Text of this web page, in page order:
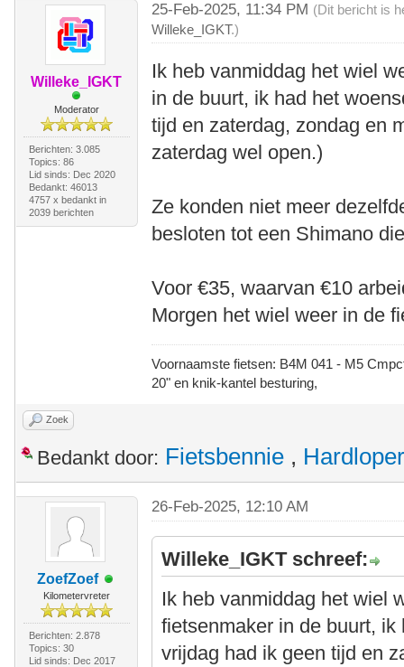
Willeke_IGKT
Moderator
Berichten: 3.085
Topics: 86
Lid sinds: Dec 2020
Bedankt: 46013
4757 x bedankt in
2039 berichten
25-Feb-2025, 11:34 PM (Dit bericht is
Willeke_IGKT.)
Ik heb vanmiddag het wiel
in de buurt, ik had het
tijd en zaterdag, zondag en
zaterdag wel open.)
Ze konden niet meer
besloten tot een Shimano
Voor €35, waarvan €10
Morgen het wiel weer in de
Voornaamste fietsen: B4M 041 - M5
20" en knik-kantel besturing,
Zoek
Bedankt door: Fietsbennie , Hardloper
ZoefZoef
Kilometervreter
Berichten: 2.878
Topics: 30
Lid sinds: Dec 2017
26-Feb-2025, 12:10 AM
Willeke_IGKT schreef:
Ik heb vanmiddag het wiel
fietsenmaker in de buurt,
vrijdag had ik geen tijd en